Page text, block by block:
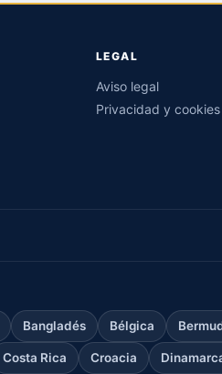
LEGAL
Aviso legal
Privacidad y cookies
Bangladés Bélgica
Costa Rica Croacia